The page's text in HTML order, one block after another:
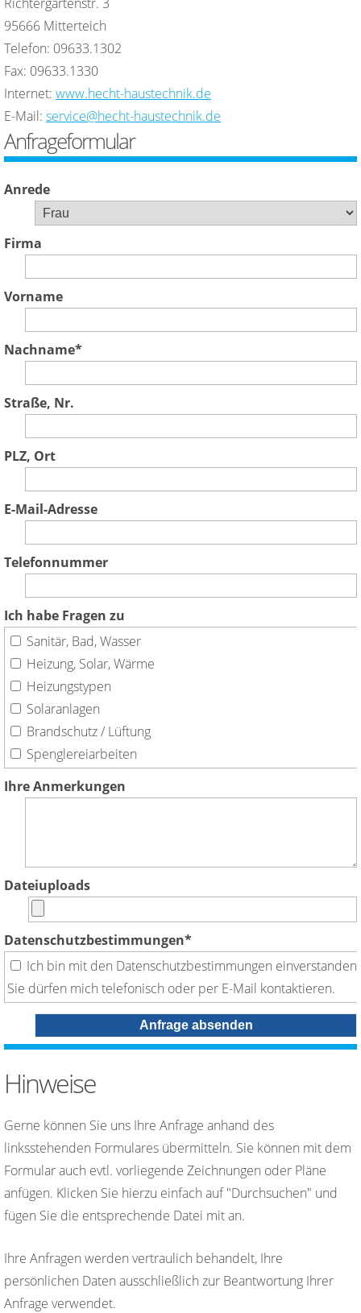
95666 Mitterteich
Telefon: 09633.1302
Fax: 09633.1330
Internet: www.hecht-haustechnik.de
E-Mail: service@hecht-haustechnik.de
Anfrageformular
Anrede
Firma
Vorname
Nachname*
Straße, Nr.
PLZ, Ort
E-Mail-Adresse
Telefonnummer
Ich habe Fragen zu
Sanitär, Bad, Wasser
Heizung, Solar, Wärme
Heizungstypen
Solaranlagen
Brandschutz / Lüftung
Spenglereiarbeiten
Ihre Anmerkungen
Dateiuploads
Datenschutzbestimmungen*
Sie dürfen mich telefonisch oder per E-Mail kontaktieren.
Hinweise
Gerne können Sie uns Ihre Anfrage anhand des
linksstehenden Formulares übermitteln. Sie können mit dem
Formular auch evtl. vorliegende Zeichnungen oder Pläne
anfügen. Klicken Sie hierzu einfach auf "Durchsuchen" und
fügen Sie die entsprechende Datei mit an.
Ihre Anfragen werden vertraulich behandelt, Ihre
persönlichen Daten ausschließlich zur Beantwortung Ihrer
Anfrage verwendet.